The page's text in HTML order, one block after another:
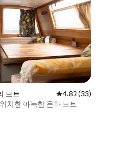
개
보트 평점 4.82점(5점 만점
4.82 (33)
치한 아늑한 운하 보트